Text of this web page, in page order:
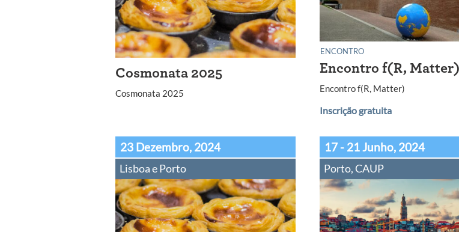
Cosmonata 2025
Cosmonata 2025
ENCONTRO
Encontro f(R, Matter)
Encontro f(R, Matter)
Inscrição gratuita
23 Dezembro, 2024
Lisboa e Porto
17 - 21 Junho, 2024
Porto, CAUP